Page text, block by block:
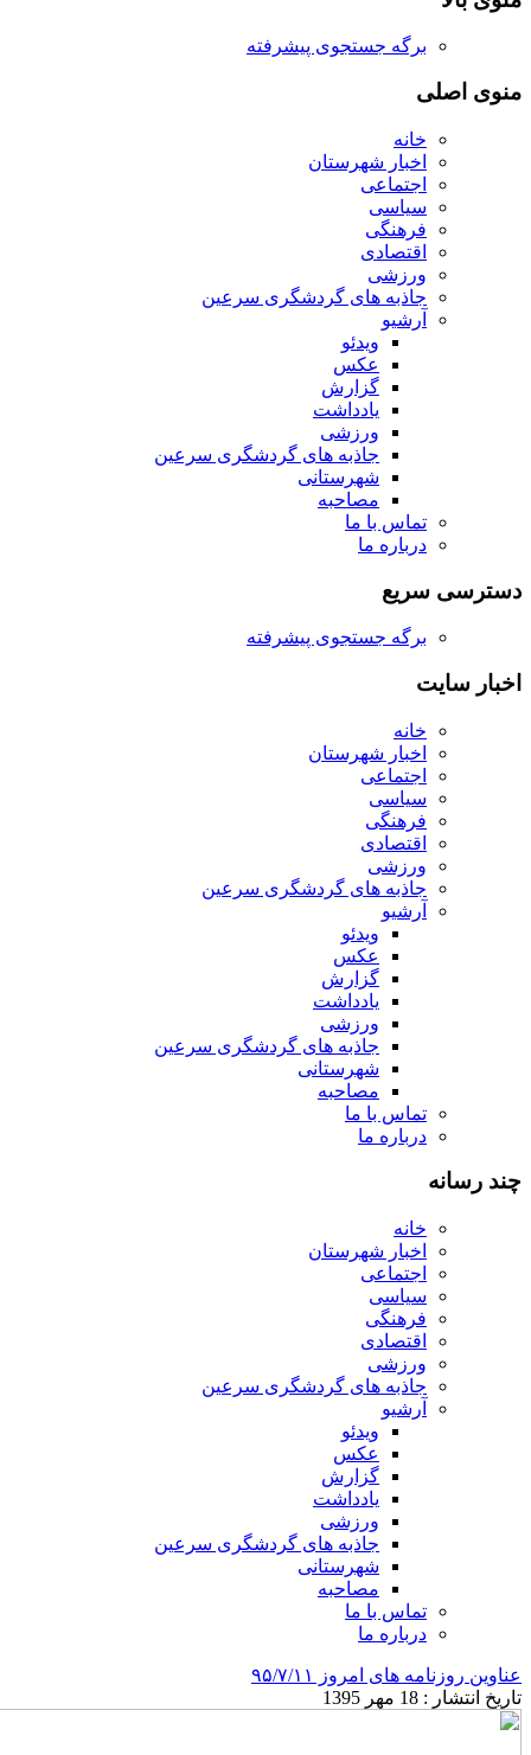
برگه جستجوی پیشرفته
منوی اصلی
خانه
اخبار شهرستان
اجتماعی
سیاسی
فرهنگی
اقتصادی
ورزشی
جاذبه های گردشگری سرعین
آرشیو
ویدئو
عکس
گزارش
یادداشت
ورزشی
جاذبه های گردشگری سرعین
شهرستانی
مصاحبه
تماس با ما
درباره ما
دسترسی سریع
برگه جستجوی پیشرفته
اخبار سایت
خانه
اخبار شهرستان
اجتماعی
سیاسی
فرهنگی
اقتصادی
ورزشی
جاذبه های گردشگری سرعین
آرشیو
ویدئو
عکس
گزارش
یادداشت
ورزشی
جاذبه های گردشگری سرعین
شهرستانی
مصاحبه
تماس با ما
درباره ما
چند رسانه
خانه
اخبار شهرستان
اجتماعی
سیاسی
فرهنگی
اقتصادی
ورزشی
جاذبه های گردشگری سرعین
آرشیو
ویدئو
عکس
گزارش
یادداشت
ورزشی
جاذبه های گردشگری سرعین
شهرستانی
مصاحبه
تماس با ما
درباره ما
عناوین روزنامه های امروز ۹۵/۷/۱۱
تاریخ انتشار : 18 مهر 1395